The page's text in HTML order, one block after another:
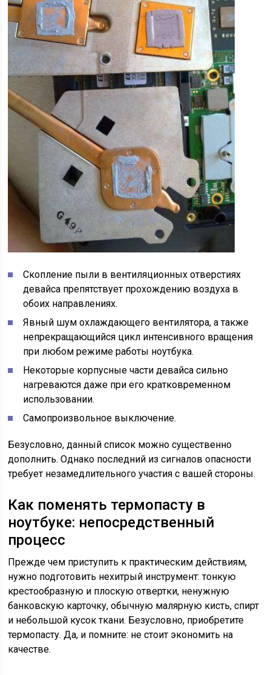
Скопление пыли в вентиляционных отверстиях
девайса препятствует прохождению воздуха в
обоих направлениях.
Явный шум охлаждающего вентилятора, а также
непрекращающийся цикл интенсивного вращения
при любом режиме работы ноутбука.
Некоторые корпусные части девайса сильно
нагреваются даже при его кратковременном
использовании.
Самопроизвольное выключение.
Безусловно, данный список можно существенно
дополнить. Однако последний из сигналов опасности
требует незамедлительного участия с вашей стороны.
Как поменять термопасту в
ноутбуке: непосредственный
процесс
Прежде чем приступить к практическим действиям,
нужно подготовить нехитрый инструмент: тонкую
крестообразную и плоскую отвертки, ненужную
банковскую карточку, обычную малярную кисть, спирт
и небольшой кусок ткани. Безусловно, приобретите
термопасту. Да, и помните: не стоит экономить на
качестве.